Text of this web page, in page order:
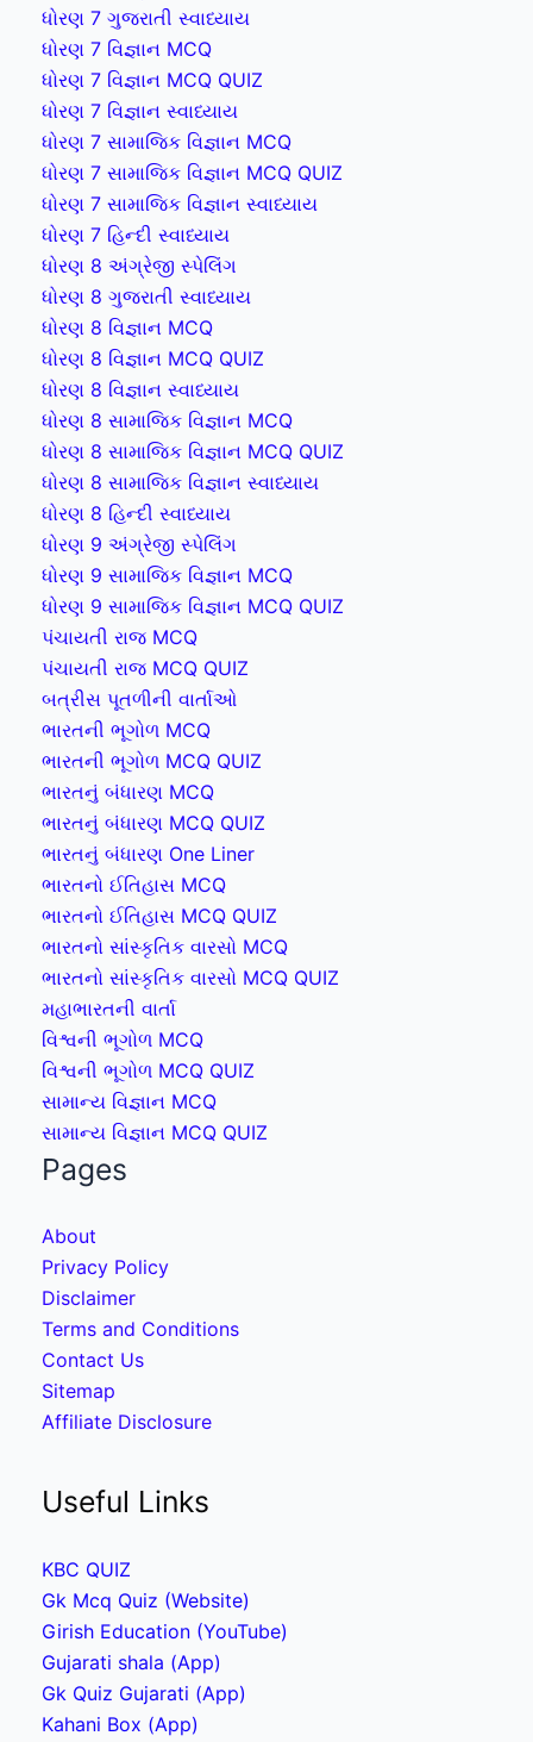
ધોરણ 7 ગુજરાતી સ્વાધ્યાય
ધોરણ 7 વિજ્ઞાન MCQ
ધોરણ 7 વિજ્ઞાન MCQ QUIZ
ધોરણ 7 વિજ્ઞાન સ્વાધ્યાય
ધોરણ 7 સામાજિક વિજ્ઞાન MCQ
ધોરણ 7 સામાજિક વિજ્ઞાન MCQ QUIZ
ધોરણ 7 સામાજિક વિજ્ઞાન સ્વાધ્યાય
ધોરણ 7 હિન્દી સ્વાધ્યાય
ધોરણ 8 અંગ્રેજી સ્પેલિંગ
ધોરણ 8 ગુજરાતી સ્વાધ્યાય
ધોરણ 8 વિજ્ઞાન MCQ
ધોરણ 8 વિજ્ઞાન MCQ QUIZ
ધોરણ 8 વિજ્ઞાન સ્વાધ્યાય
ધોરણ 8 સામાજિક વિજ્ઞાન MCQ
ધોરણ 8 સામાજિક વિજ્ઞાન MCQ QUIZ
ધોરણ 8 સામાજિક વિજ્ઞાન સ્વાધ્યાય
ધોરણ 8 હિન્દી સ્વાધ્યાય
ધોરણ 9 અંગ્રેજી સ્પેલિંગ
ધોરણ 9 સામાજિક વિજ્ઞાન MCQ
ધોરણ 9 સામાજિક વિજ્ઞાન MCQ QUIZ
પંચાયતી રાજ MCQ
પંચાયતી રાજ MCQ QUIZ
બત્રીસ પૂતળીની વાર્તાઓ
ભારતની ભૂગોળ MCQ
ભારતની ભૂગોળ MCQ QUIZ
ભારતનું બંધારણ MCQ
ભારતનું બંધારણ MCQ QUIZ
ભારતનું બંધારણ One Liner
ભારતનો ઈતિહાસ MCQ
ભારતનો ઈતિહાસ MCQ QUIZ
ભારતનો સાંસ્કૃતિક વારસો MCQ
ભારતનો સાંસ્કૃતિક વારસો MCQ QUIZ
મહાભારતની વાર્તા
વિશ્વની ભૂગોળ MCQ
વિશ્વની ભૂગોળ MCQ QUIZ
સામાન્ય વિજ્ઞાન MCQ
સામાન્ય વિજ્ઞાન MCQ QUIZ
Pages
About
Privacy Policy
Disclaimer
Terms and Conditions
Contact Us
Sitemap
Affiliate Disclosure
Useful Links
KBC QUIZ
Gk Mcq Quiz (Website)
Girish Education (YouTube)
Gujarati shala (App)
Gk Quiz Gujarati (App)
Kahani Box (App)